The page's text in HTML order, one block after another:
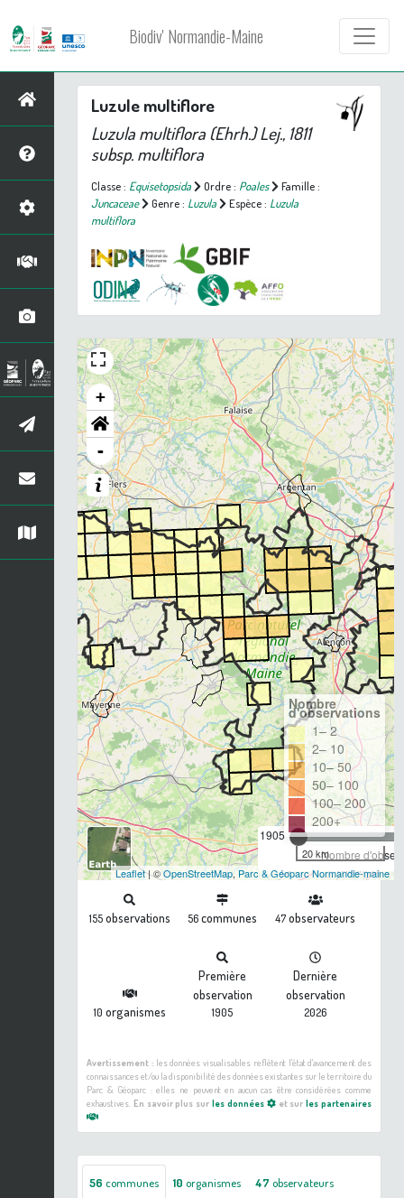
Biodiv' Normandie-Maine
Luzule multiflore
Luzula multiflora (Ehrh.) Lej., 1811
subsp. multiflora
Classe : Equisetopsida Ordre : Poales
Famille :
Juncaceae
Genre : Luzula Espèce : Luzula
multiflora
+
-
1905
Nombre
Nombre
d'observations
1– 2
2– 10
10– 50
50– 100
100– 200
200+
20 km
Leaflet| ©OpenStreetMap, Parc & Géoparc Normandie-maine
155 observations 56communes 47observateurs
10 organismes
Première
observation
1905
Dernière
observation
2026
Avertissement :les données visualisables reflètent l'état d'avancement des
connaissances et/ou la disponibilité des données existantes sur le territoire du
Parc & Géoparc : elles ne peuvent en aucun cas être considérées comme
exhaustives. En savoir plus sur les données et surles partenaires
56 communes 10 organismes 47 observateurs